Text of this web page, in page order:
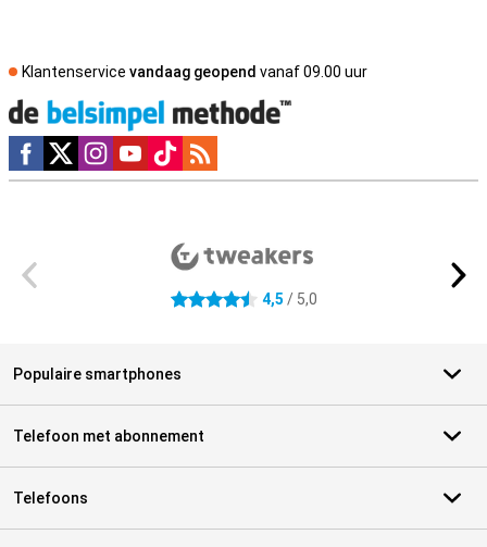
Klantenservice vandaag geopend vanaf 09.00 uur
Social media
4.5 sterren 4,5 / 5,0
Populaire smartphones
Telefoon met abonnement
Telefoons